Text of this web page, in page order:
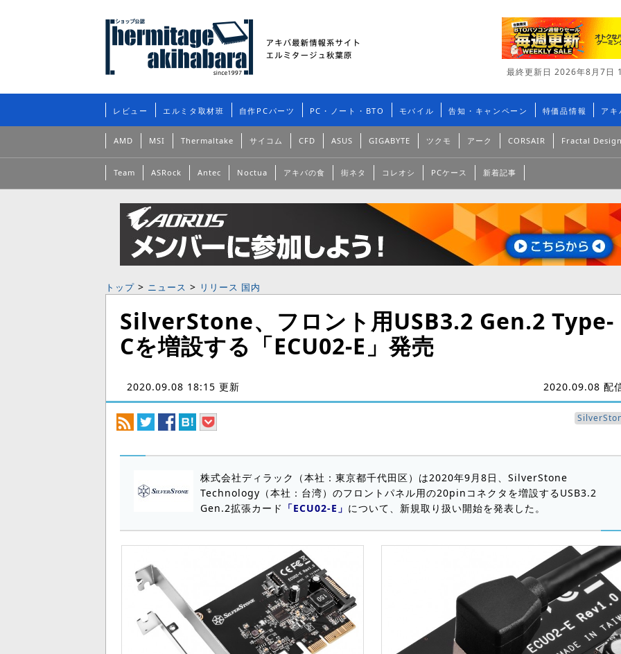
最終更新日 2026年8月7日
レビュー エルミタ取材班 自作PCパーツ PC・ノート・BTO モバイル 告知・キャンペーン 特価品情報 アキ
AMD MSI Thermaltake サイコム CFD ASUS GIGABYTE ツクモ アーク CORSAIR Fractal
Team ASRock Antec Noctua アキバの食 街ネタ コレオシ PCケース 新着記事
トップ > ニュース > リリース 国内
SilverStone、フロント用USB3.2 Gen.2 Type-
Cを増設する「ECU02-E」発売
2020.09.08 18:15 更新 2020.09.08 配
株式会社ディラック（本社：東京都千代田区）は2020年9月8日、SilverStone
Technology（本社：台湾）のフロントパネル用の20pinコネクタを増設するUSB3.2
Gen.2拡張カード 「ECU02-E」 について、新規取り扱い開始を発表した。